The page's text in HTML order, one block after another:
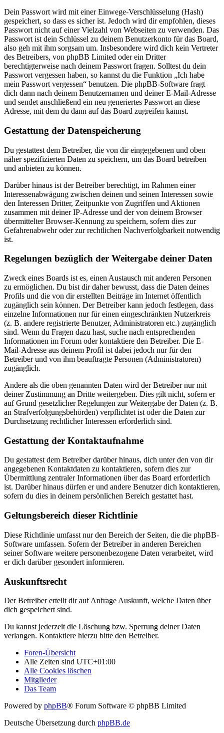
Dein Passwort wird mit einer Einwege-Verschlüsselung (Hash)
gespeichert, so dass es sicher ist. Jedoch wird dir empfohlen, dieses
Passwort nicht auf einer Vielzahl von Webseiten zu verwenden. Das
Passwort ist dein Schlüssel zu deinem Benutzerkonto für das Board,
also geh mit ihm sorgsam um. Insbesondere wird dich kein Vertreter
des Betreibers, von phpBB Limited oder ein Dritter
berechtigterweise nach deinem Passwort fragen. Solltest du dein
Passwort vergessen haben, so kannst du die Funktion „Ich habe
mein Passwort vergessen“ benutzen. Die phpBB-Software fragt
dich dann nach deinem Benutzernamen und deiner E-Mail-Adresse
und sendet anschließend ein neu generiertes Passwort an diese
Adresse, mit dem du dann auf das Board zugreifen kannst.
Gestattung der Datenspeicherung
Du gestattest dem Betreiber, die von dir eingegebenen und oben
näher spezifizierten Daten zu speichern, um das Board betreiben
und anbieten zu können.
Darüber hinaus ist der Betreiber berechtigt, im Rahmen einer
Interessenabwägung zwischen deinen und seinen Interessen sowie
den Interessen Dritter, Zeitpunkte von Zugriffen und Aktionen
zusammen mit deiner IP-Adresse und der von deinem Browser
übermittelter Browser-Kennung zu speichern, sofern dies zur
Gefahrenabwehr oder zur rechtlichen Nachverfolgbarkeit notwendig
ist.
Regelungen bezüglich der Weitergabe deiner Daten
Zweck eines Boards ist es, einen Austausch mit anderen Personen
zu ermöglichen. Du bist dir daher bewusst, dass die Daten deines
Profils und die von dir erstellten Beiträge im Internet öffentlich
zugänglich sein können. Der Betreiber kann jedoch festlegen, dass
einzelne Informationen nur für einen eingeschränkten Nutzerkreis
(z. B. andere registrierte Benutzer, Administratoren etc.) zugänglich
sind. Wenn du Fragen dazu hast, suche nach entsprechenden
Informationen im Forum oder kontaktiere den Betreiber. Die E-
Mail-Adresse aus deinem Profil ist dabei jedoch nur für den
Betreiber und von ihm beauftragte Personen (Administratoren)
zugänglich.
Andere als die oben genannten Daten wird der Betreiber nur mit
deiner Zustimmung an Dritte weitergeben. Dies gilt nicht, sofern er
auf Grund gesetzlicher Regelungen zur Weitergabe der Daten (z. B.
an Strafverfolgungsbehörden) verpflichtet ist oder die Daten zur
Durchsetzung rechtlicher Interessen erforderlich sind.
Gestattung der Kontaktaufnahme
Du gestattest dem Betreiber darüber hinaus, dich unter den von dir
angegebenen Kontaktdaten zu kontaktieren, sofern dies zur
Übermittlung zentraler Informationen über das Board erforderlich
ist. Darüber hinaus dürfen er und andere Benutzer dich kontaktieren,
sofern du dies in deinem persönlichen Bereich gestattet hast.
Geltungsbereich dieser Richtlinie
Diese Richtlinie umfasst nur den Bereich der Seiten, die die phpBB-
Software umfassen. Sofern der Betreiber in anderen Bereichen
seiner Software weitere personenbezogene Daten verarbeitet, wird
er dich darüber gesondert informieren.
Auskunftsrecht
Der Betreiber erteilt dir auf Anfrage Auskunft, welche Daten über
dich gespeichert sind.
Du kannst jederzeit die Löschung bzw. Sperrung deiner Daten
verlangen. Kontaktiere hierzu bitte den Betreiber.
Foren-Übersicht
Alle Zeiten sind UTC+01:00
Alle Cookies löschen
Mitglieder
Das Team
Powered by phpBB® Forum Software © phpBB Limited
Deutsche Übersetzung durch phpBB.de